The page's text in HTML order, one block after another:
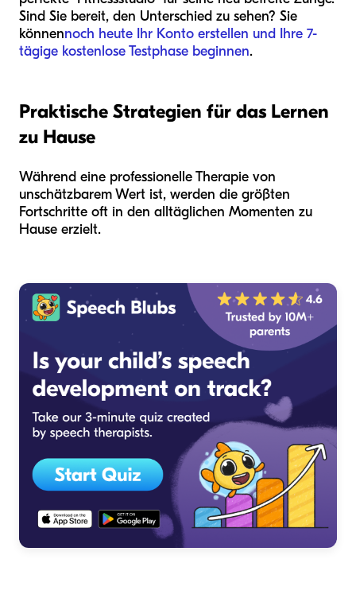
Sind Sie bereit, den Unterschied zu sehen? Sie
könnennoch heute Ihr Konto erstellen und Ihre 7-
tägige kostenlose Testphase beginnen.
Praktische Strategien für das Lernen
zu Hause
Während eine professionelle Therapie von
unschätzbarem Wert ist, werden die größten
Fortschritte oft in den alltäglichen Momenten zu
Hause erzielt.